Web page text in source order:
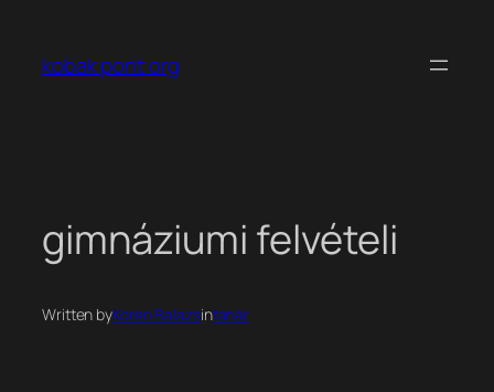
tartalomhoz
kobak pont org
gimnáziumi felvételi
Written byKoren Balazsintanár